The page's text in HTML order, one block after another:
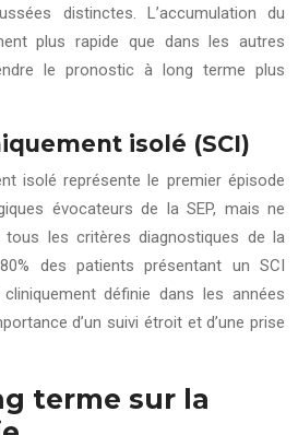
distinctes. L’accumulation du
plus rapide que dans les autres
le pronostic à long terme plus
isolé (SCI)
isolé représente le premier épisode
évocateurs de la SEP, mais ne
les critères diagnostiques de la
des patients présentant un SCI
définie dans les années
d’un suivi étroit et d’une prise
terme sur la